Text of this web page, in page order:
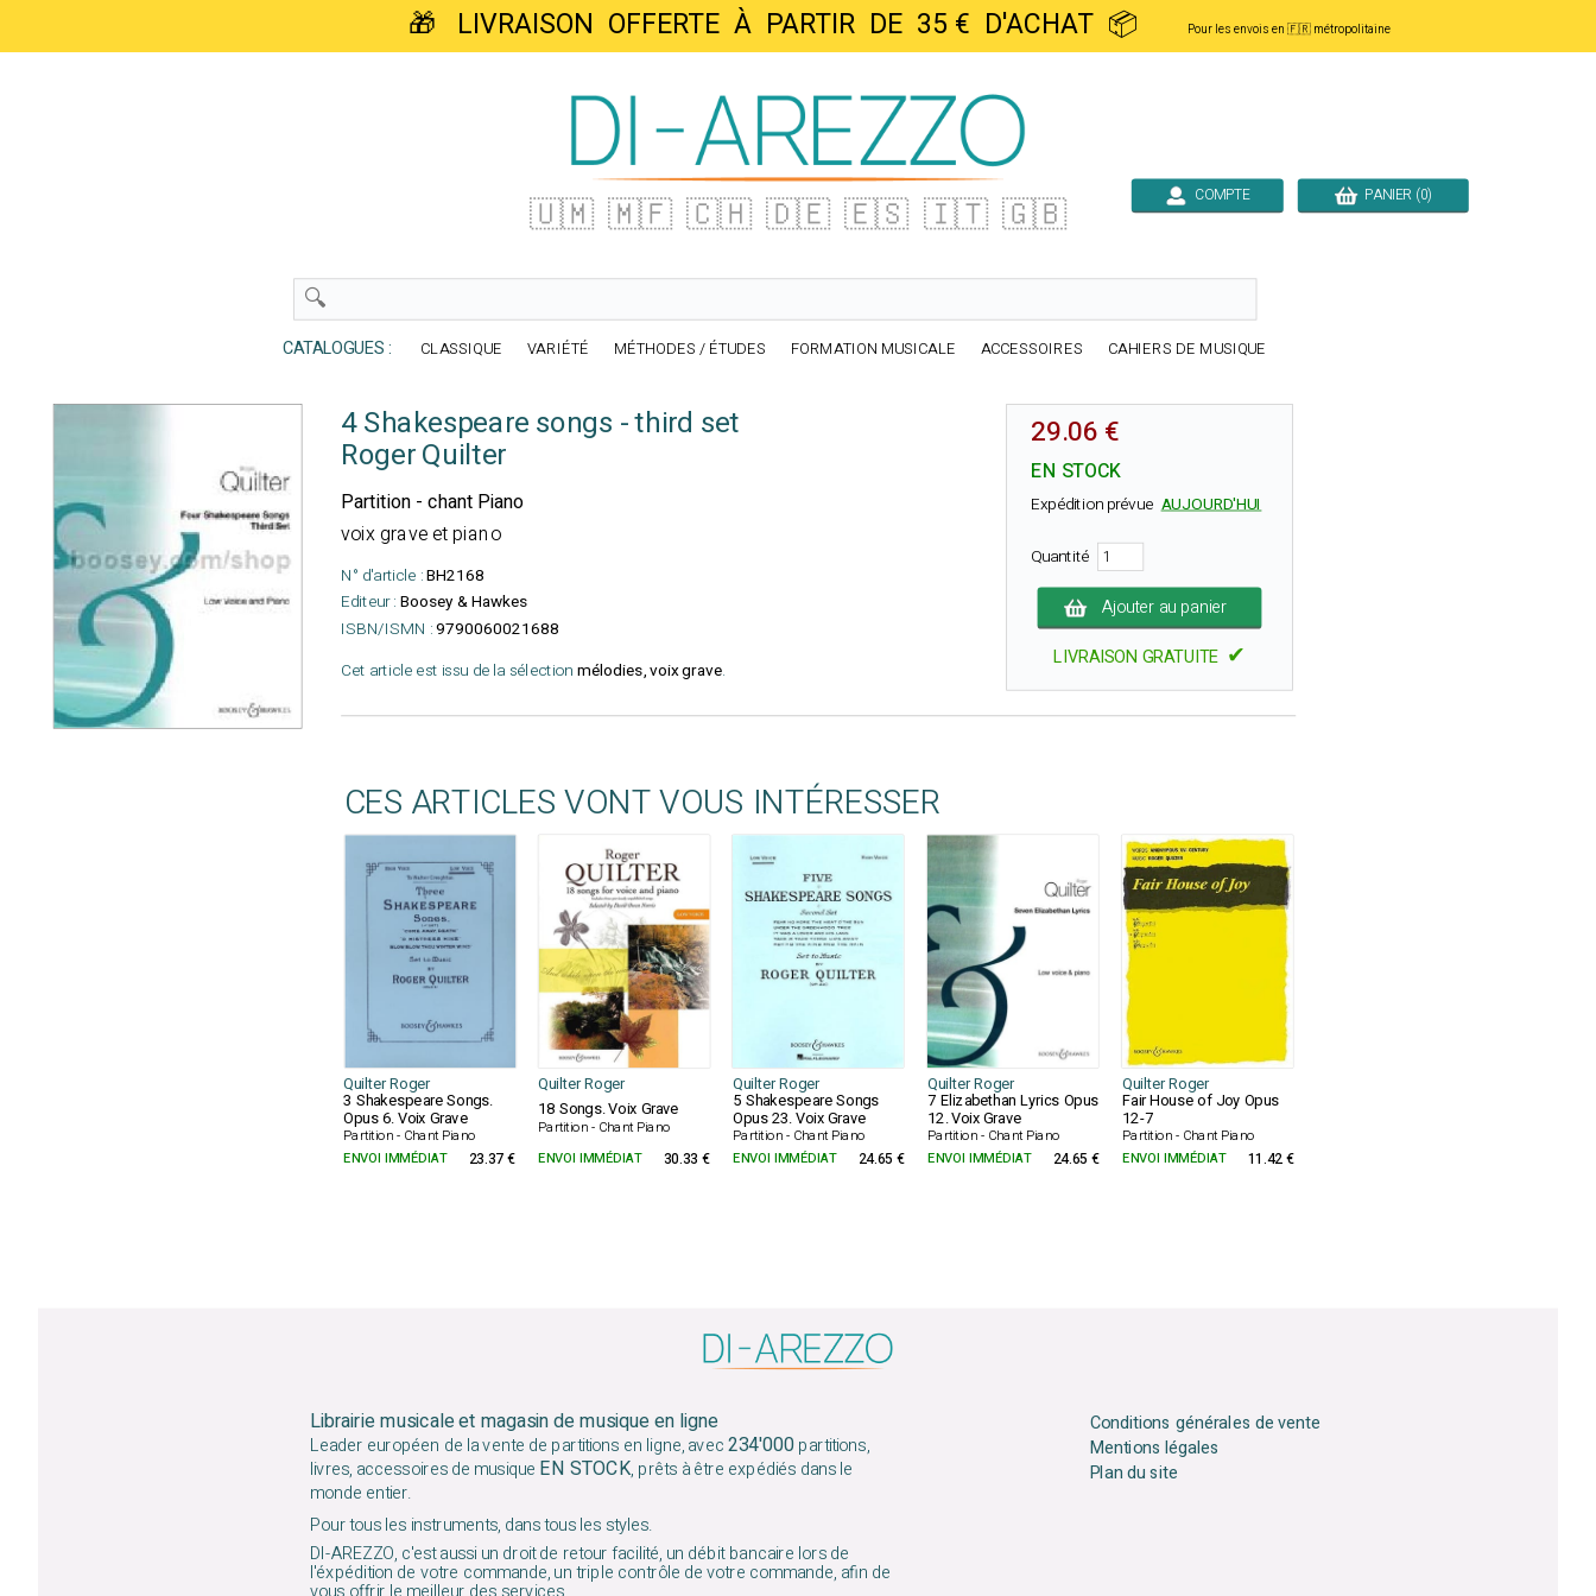
🎁 LIVRAISON OFFERTE À PARTIR DE 35 € D'ACHAT 📦 Pour les envois en 🇫🇷 métropolitaine
🇺🇲 🇲🇫 🇨🇭 🇩🇪 🇪🇸 🇮🇹 🇬🇧 COMPTE PANIER (0)
CATALOGUES : CLASSIQUE VARIÉTÉ MÉTHODES / ÉTUDES FORMATION MUSICALE ACCESSOIRES CAHIERS DE MUSIQUE
4 Shakespeare songs - third set
Roger Quilter
Partition - chant Piano
voix grave et piano
N° d'article :BH2168
Editeur : Boosey & Hawkes
ISBN/ISMN :9790060021688
Cet article est issu de la sélection mélodies, voix grave.
29.06 €
EN STOCK
Expédition prévueAUJOURD'HUI
Quantité
Ajouter au panier
LIVRAISON GRATUITE ✔
CES ARTICLES VONT VOUS INTÉRESSER
Quilter Roger Quilter Roger Quilter Roger Quilter Roger Quilter Roger
3 Shakespeare Songs.
Opus 6. Voix Grave
Partition - Chant Piano
18 Songs. Voix Grave
Partition - Chant Piano
5 Shakespeare Songs
Opus 23. Voix Grave
Partition - Chant Piano
7 Elizabethan Lyrics Opus
12. Voix Grave
Partition - Chant Piano
Fair House of Joy Opus
12-7
Partition - Chant Piano
ENVOI IMMÉDIAT
23.37 € ENVOI IMMÉDIAT 30.33 € ENVOI IMMÉDIAT 24.65 € ENVOI IMMÉDIAT 24.65 € ENVOI IMMÉDIAT 11.42 €
Librairie musicale et magasin de musique en ligne
Leader européen de la vente de partitions en ligne, avec234'000partitions,
livres, accessoires de musique EN STOCK, prêts à être expédiés dans le
monde entier.
Pour tous les instruments, dans tous les styles.
DI-AREZZO, c'est aussi un droit de retour facilité, un débit bancaire lors de
l'éxpédition de votre commande, un triple contrôle de votre commande, afin de
Conditions générales de vente
Mentions légales
Plan du site